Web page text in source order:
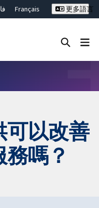
Français
更多語言
可以改善
嗎？